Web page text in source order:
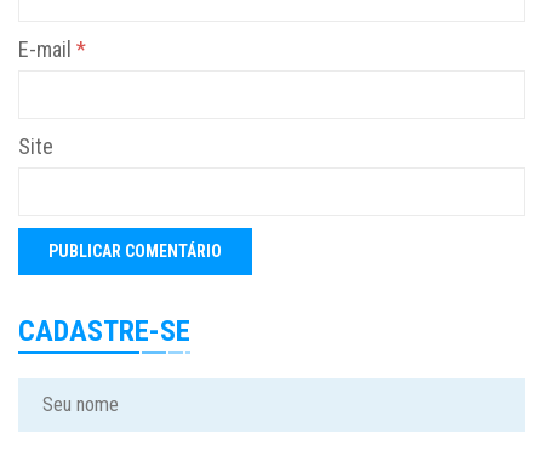
E-mail *
Site
CADASTRE-SE